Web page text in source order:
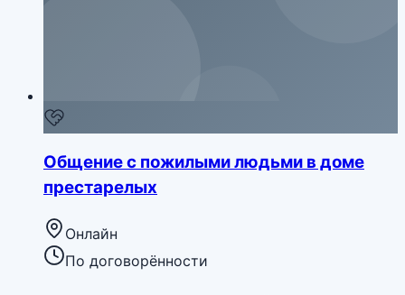
Общение с пожилыми людьми в доме
престарелых
Онлайн
По договорённости